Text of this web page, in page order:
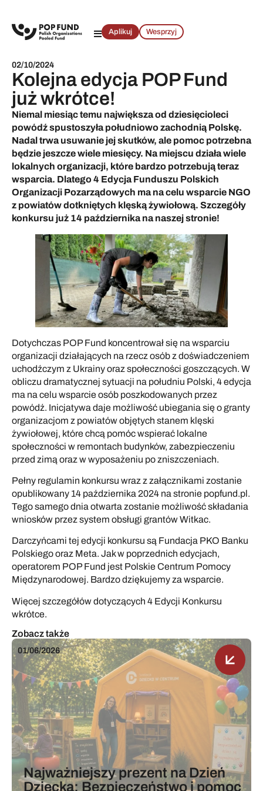
Aplikuj Wesprzyj
02/10/2024
Kolejna edycja POP Fund
już wkrótce!
Niemal miesiąc temu największa od dziesięcioleci
powódź spustoszyła południowo zachodnią Polskę.
Nadal trwa usuwanie jej skutków, ale pomoc potrzebna
będzie jeszcze wiele miesięcy. Na miejscu działa wiele
lokalnych organizacji, które bardzo potrzebują teraz
wsparcia. Dlatego 4 Edycja Funduszu Polskich
Organizacji Pozarządowych ma na celu wsparcie NGO
z powiatów dotkniętych klęską żywiołową. Szczegóły
konkursu już 14 października na naszej stronie!
Dotychczas POP Fund koncentrował się na wsparciu
organizacji działających na rzecz osób z doświadczeniem
uchodźczym z Ukrainy oraz społeczności goszczących. W
obliczu dramatycznej sytuacji na południu Polski, 4 edycja
ma na celu wsparcie osób poszkodowanych przez
powódź. Inicjatywa daje możliwość ubiegania się o granty
organizacjom z powiatów objętych stanem klęski
żywiołowej, które chcą pomóc wspierać lokalne
społeczności w remontach budynków, zabezpieczeniu
przed zimą oraz w wyposażeniu po zniszczeniach.
Pełny regulamin konkursu wraz z załącznikami zostanie
opublikowany 14 października 2024 na stronie popfund.pl.
Tego samego dnia otwarta zostanie możliwość składania
wniosków przez system obsługi grantów Witkac.
Darczyńcami tej edycji konkursu są Fundacja PKO Banku
Polskiego oraz Meta. Jak w poprzednich edycjach,
operatorem POP Fund jest Polskie Centrum Pomocy
Międzynarodowej. Bardzo dziękujemy za wsparcie.
Więcej szczegółów dotyczących 4 Edycji Konkursu
wkrótce.
Zobacz także
Najważniejszy prezent na Dzień
Dziecka: Bezpieczeństwo i pomoc
01/06/2026